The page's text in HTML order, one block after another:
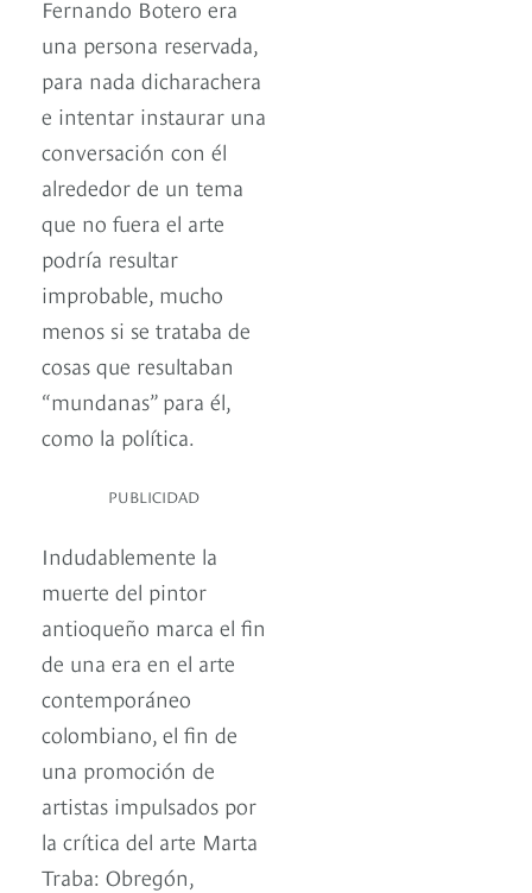
Fernando Botero era
una persona reservada,
para nada dicharachera
e intentar instaurar una
conversación con él
alrededor de un tema
que no fuera el arte
podría resultar
improbable, mucho
menos si se trataba de
cosas que resultaban
“mundanas” para él,
como la política.
PUBLICIDAD
Indudablemente la
muerte del pintor
antioqueño marca el fin
de una era en el arte
contemporáneo
colombiano, el fin de
una promoción de
artistas impulsados por
la crítica del arte Marta
Traba: Obregón,